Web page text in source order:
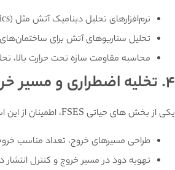
نرم‌افزارهای تحلیل دینامیک آتش مثل CFD (Computational Fluid Dynamics) برای مدل‌سازی حرکت دود، گرما، و گسترش آتش به‌کار می‌روند.
تحلیل سناریوهای آتش برای
محاسبه مقاومت سازه تحت حرارت بالا،
4. تخلیه اضطراری و مسیر
یکی از بخش های حیاتی FSES، اطمینان از این است که افراد بتوانند در شرایط حریق به‌سرعت و ایمن از ساختمان خارج شوند:
طراحی مسیرهای خروج، تعداد مناسب
تهویه دود در مسیر خروج و کنترل انتشار